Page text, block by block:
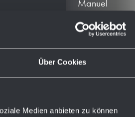
Über Cookies
Medien anbieten zu können
Manuel